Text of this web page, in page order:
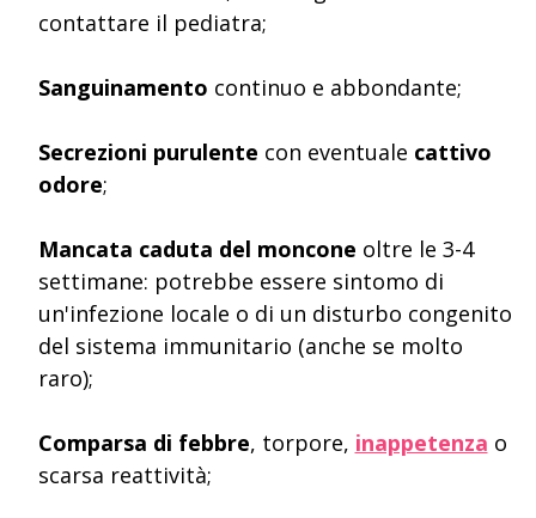
contattare il pediatra;
Sanguinamento continuo e abbondante;
Secrezioni purulente con eventuale cattivo
odore;
Mancata caduta del moncone oltre le 3-4
settimane: potrebbe essere sintomo di
un'infezione locale o di un disturbo congenito
del sistema immunitario (anche se molto
raro);
Comparsa di febbre, torpore, inappetenza o
scarsa reattività;